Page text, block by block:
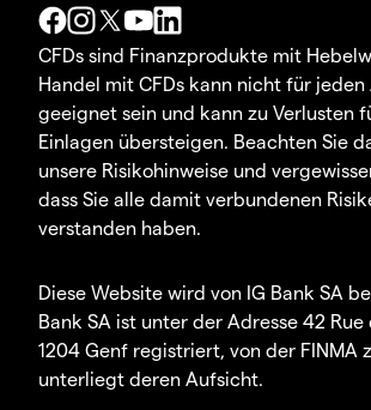
CFDs sind Finanzprodukte mit
Handel mit CFDs kann nicht für
geeignet sein und kann zu Verlusten
Einlagen übersteigen. Beachten Sie
unsere Risikohinweise und
dass Sie alle damit verbundenen
verstanden haben.
Diese Website wird von IG Bank SA
Bank SA ist unter der Adresse 42 Rue
1204 Genf registriert, von der FINMA
unterliegt deren Aufsicht.